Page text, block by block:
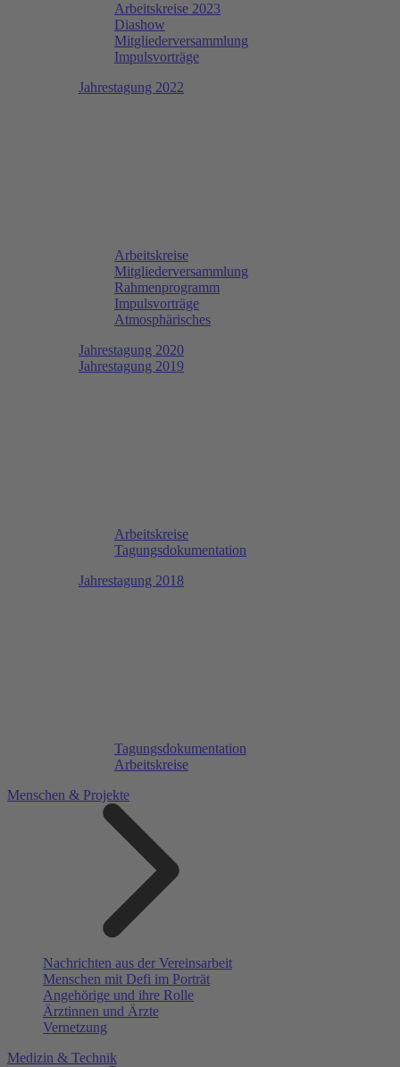
Arbeitskreise 2023
Diashow
Mitgliederversammlung
Impulsvorträge
Jahrestagung 2022
Arbeitskreise
Mitgliederversammlung
Rahmenprogramm
Impulsvorträge
Atmosphärisches
Jahrestagung 2020
Jahrestagung 2019
Arbeitskreise
Tagungsdokumentation
Jahrestagung 2018
Tagungsdokumentation
Arbeitskreise
Menschen & Projekte
Nachrichten aus der Vereinsarbeit
Menschen mit Defi im Porträt
Angehörige und ihre Rolle
Ärztinnen und Ärzte
Vernetzung
Medizin & Technik